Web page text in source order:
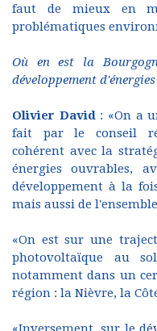
faut de mieux en
problématiques
Où en est la
développement
Olivier David: «On a
fait par le conseil
cohérent avec la
énergies ouvrables,
développement à la
mais aussi de
«On est sur une
photovoltaïque au
notamment dans un
région : la Nièvre, la